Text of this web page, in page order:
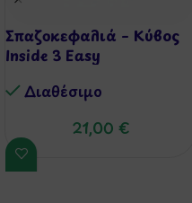
Σπαζοκεφαλιά – Κύβος
Inside 3 Easy
Διαθέσιμo
21,00 €